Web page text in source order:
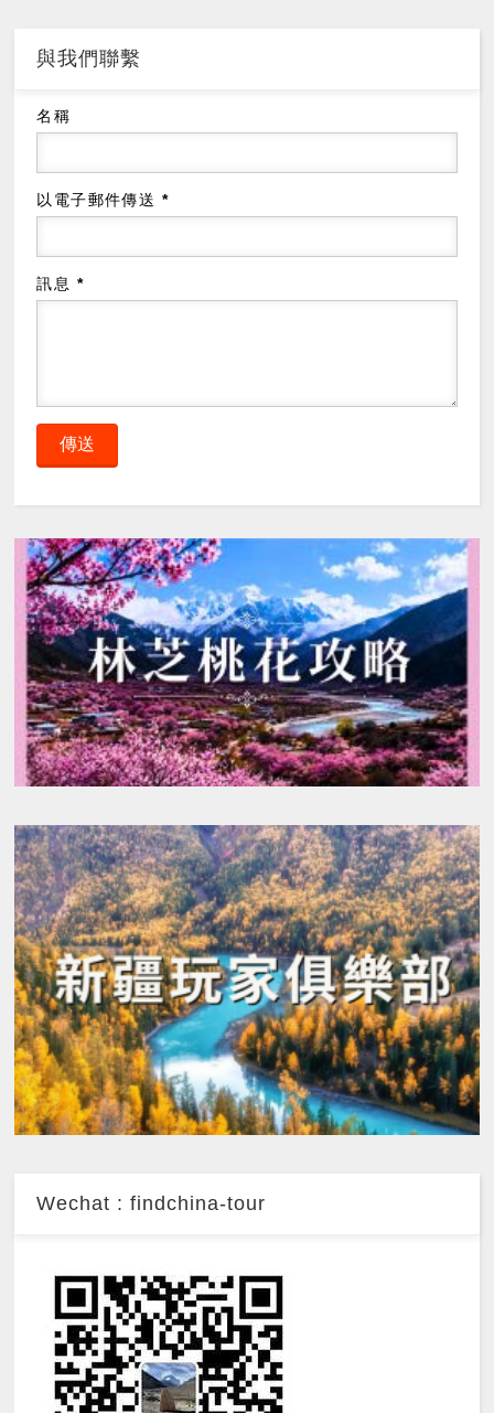
與我們聯繫
名稱
以電子郵件傳送 *
訊息 *
Wechat : findchina-tour